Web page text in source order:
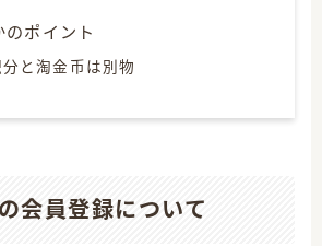
のポイント
と淘金币は別物
会員登録について